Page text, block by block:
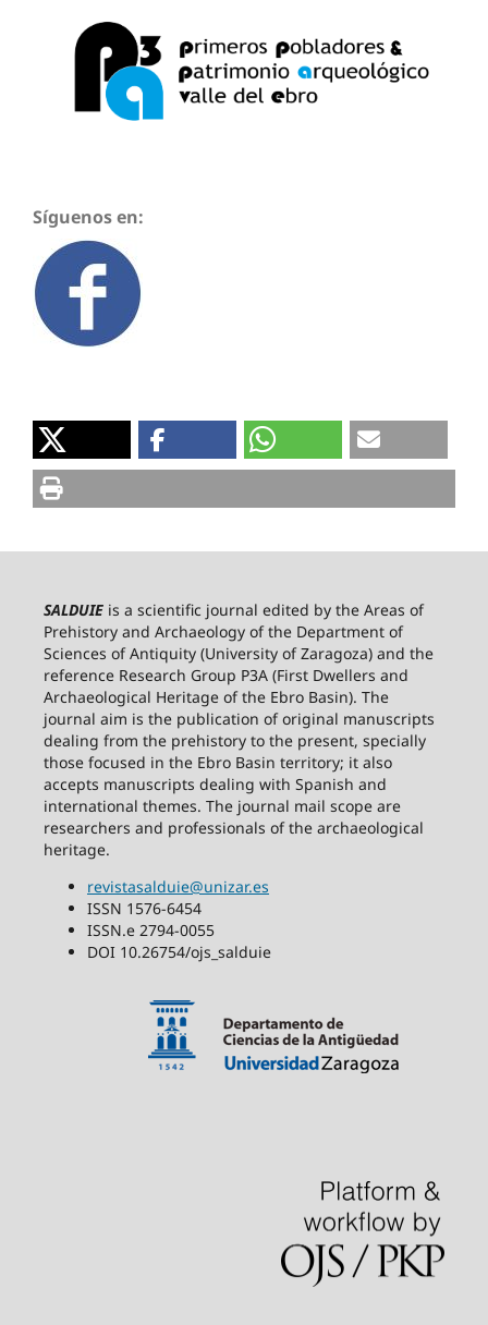
Síguenos en:
SALDUIE is a scientific journal edited by the Areas of
Prehistory and Archaeology of the Department of
Sciences of Antiquity (University of Zaragoza) and the
reference Research Group P3A (First Dwellers and
Archaeological Heritage of the Ebro Basin). The
journal aim is the publication of original manuscripts
dealing from the prehistory to the present, specially
those focused in the Ebro Basin territory; it also
accepts manuscripts dealing with Spanish and
international themes. The journal mail scope are
researchers and professionals of the archaeological
heritage.
revistasalduie@unizar.es
ISSN 1576-6454
ISSN.e 2794-0055
DOI 10.26754/ojs_salduie